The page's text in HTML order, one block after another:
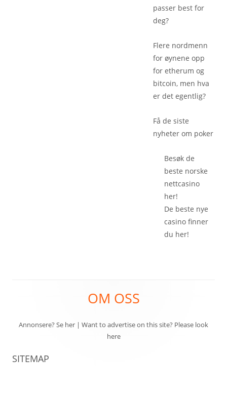
passer best for
deg?
Flere nordmenn
for øynene opp
for etherum og
bitcoin, men hva
er det egentlig?
Få de siste
nyheter om poker
Besøk de
beste norske
nettcasino
her!
De beste nye
casino finner
du her!
OM OSS
Annonsere? Se her | Want to advertise on this site? Please look
here
SITEMAP